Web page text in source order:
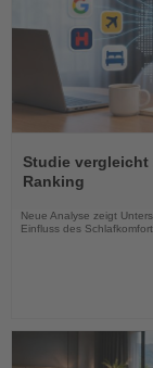
Sie
die
Nachrichten
Studie vergleicht
Ranking
Neue Analyse zeigt
Einfluss des